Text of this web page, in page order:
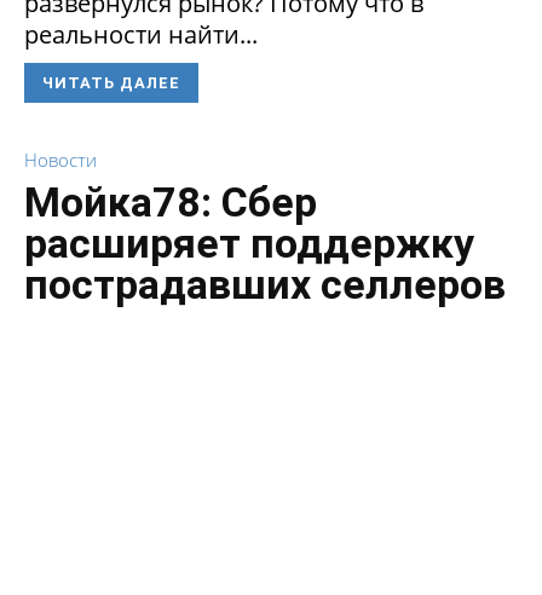
реальности найти...
ЧИТАТЬ ДАЛЕЕ
Новости
Мойка78: Сбер
расширяет поддержку
пострадавших селлеров